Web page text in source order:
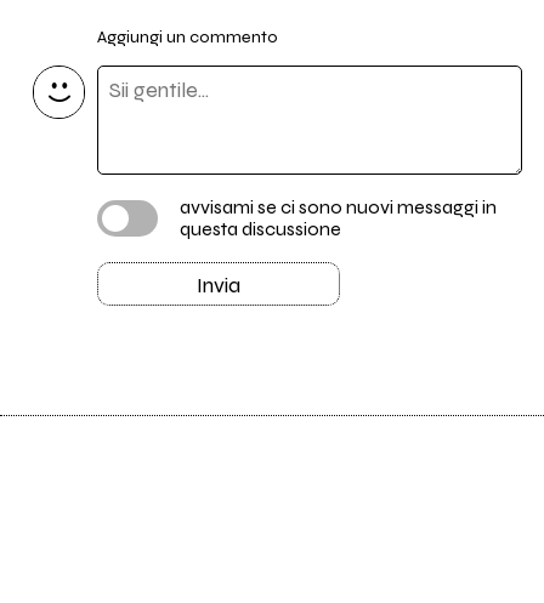
Aggiungi un commento
avvisami se ci sono nuovi messaggi in
questa discussione
Invia